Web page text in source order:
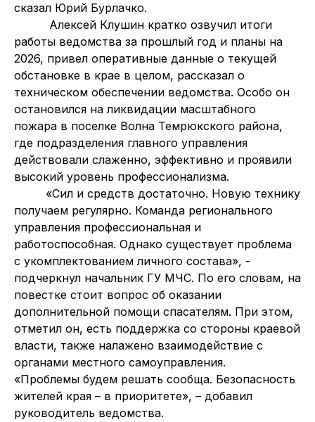
сказал Юрий Бурлачко.
Алексей Клушин кратко озвучил итоги
работы ведомства за прошлый год и планы на
2026, привел оперативные данные о текущей
обстановке в крае в целом, рассказал о
техническом обеспечении ведомства. Особо он
остановился на ликвидации масштабного
пожара в поселке Волна Темрюкского района,
где подразделения главного управления
действовали слаженно, эффективно и проявили
высокий уровень профессионализма.
«Сил и средств достаточно. Новую технику
получаем регулярно. Команда регионального
управления профессиональная и
работоспособная. Однако существует проблема
с укомплектованием личного состава», -
подчеркнул начальник ГУ МЧС. По его словам, на
повестке стоит вопрос об оказании
дополнительной помощи спасателям. При этом,
отметил он, есть поддержка со стороны краевой
власти, также налажено взаимодействие с
органами местного самоуправления.
«Проблемы будем решать сообща. Безопасность
жителей края – в приоритете», – добавил
руководитель ведомства.